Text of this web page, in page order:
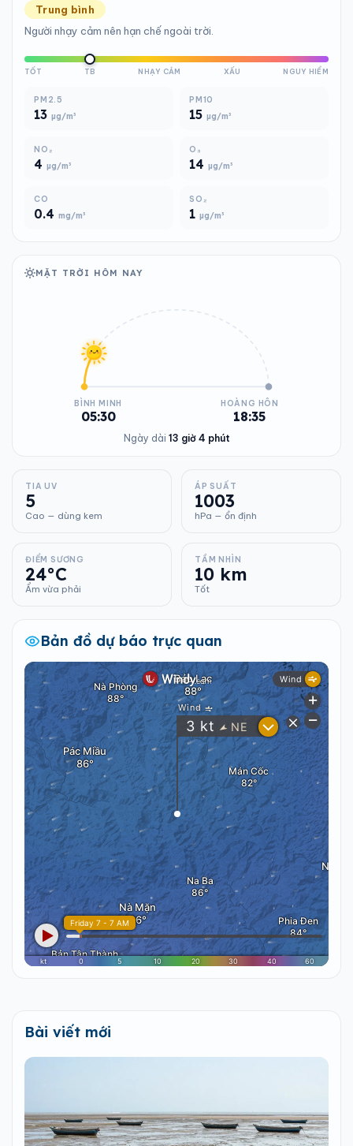
Trung bình
Người nhạy cảm nên hạn chế ngoài trời.
TỐT TB NHẠY CẢM XẤU NGUY HIỂM
PM2.5
13 µg/m³
PM10
15 µg/m³
NO₂
4 µg/m³
O₃
14 µg/m³
CO
0.4 mg/m³
SO₂
1 µg/m³
MẶT TRỜI HÔM NAY
BÌNH MINH
05:30
HOÀNG HÔN
18:35
Ngày dài 13 giờ 4 phút
TIA UV
5
Cao — dùng kem
ÁP SUẤT
1003
hPa — ổn định
ĐIỂM SƯƠNG
24°C
Ẩm vừa phải
TẦM NHÌN
10 km
Tốt
Bản đồ dự báo trực quan
Bài viết mới